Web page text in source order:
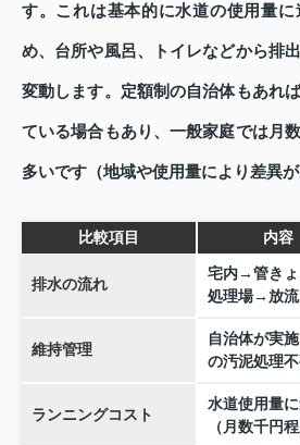
す。これは基本的に水道の使用量
め、台所や風呂、トイレなどから排
変動します。定額制の自治体もあれ
ている場合もあり、一般家庭では月
多いです（地域や使用量により差異が
比較項目 内容
排水の流れ
宅内→管き
処理場→放流
維持管理
自治体が実
の汚泥処理
ランニングコスト
水道使用量
（月数千円程